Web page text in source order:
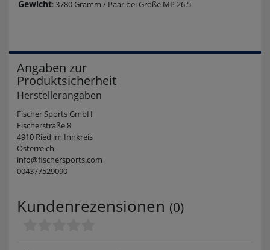
Gewicht: 3780 Gramm / Paar bei Größe MP 26.5
Angaben zur
Produktsicherheit
Herstellerangaben
Fischer Sports GmbH
Fischerstraße 8
4910 Ried im Innkreis
Österreich
info@fischersports.com
004377529090
Kundenrezensionen (0)